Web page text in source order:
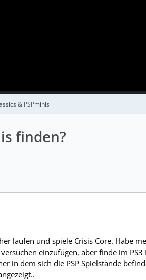
& PSPminis
finden?
laufen und spiele Crisis Core. Habe
einzufügen, aber finde im
in dem sich die PSP Spielstände